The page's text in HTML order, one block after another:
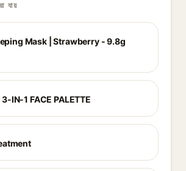
যায়
Mask | Strawberry - 9.8g
3-IN-1 FACE PALETTE